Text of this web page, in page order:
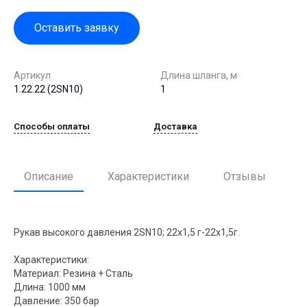
Оставить заявку
Артикул
1.22.22 (2SN10)
Длина шланга, м
1
Способы оплаты Доставка
Описание Характеристики Отзывы
Рукав высокого давления 2SN10; 22х1,5 г-22х1,5г.
Характеристики:
Материал: Резина + Сталь
Длина: 1000 мм
Давление: 350 бар